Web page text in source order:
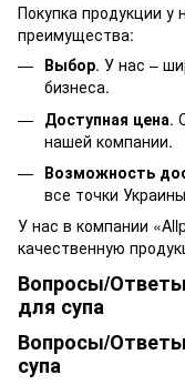
Покупка продукции у
преимущества:
Выбор. У нас –
бизнеса.
Доступная цена.
нашей компании.
Возможность
все точки
У нас в компании
качественную
Вопросы/
для супа
Вопросы/
супа